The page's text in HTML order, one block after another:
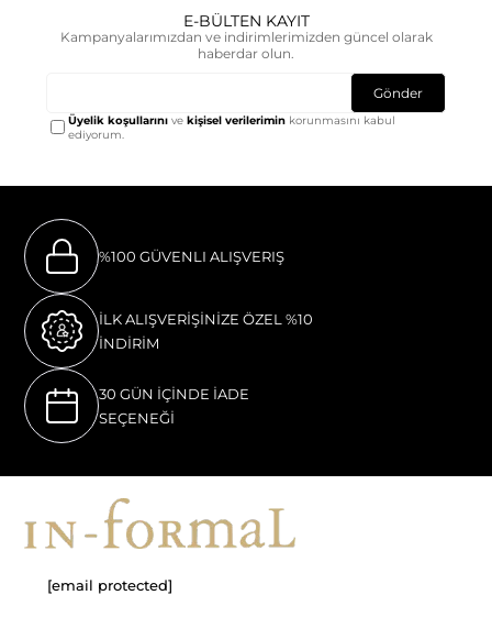
E-BÜLTEN KAYIT
Kampanyalarımızdan ve indirimlerimizden güncel olarak
haberdar olun.
Gönder
Üyelik koşullarını vekişisel verilerimin korunmasını kabul
ediyorum.
%100 GÜVENLI ALIŞVERIŞ
İLK ALIŞVERİŞİNİZE ÖZEL %10
İNDİRİM
30 GÜN İÇİNDE İADE
SEÇENEĞİ
[email protected]